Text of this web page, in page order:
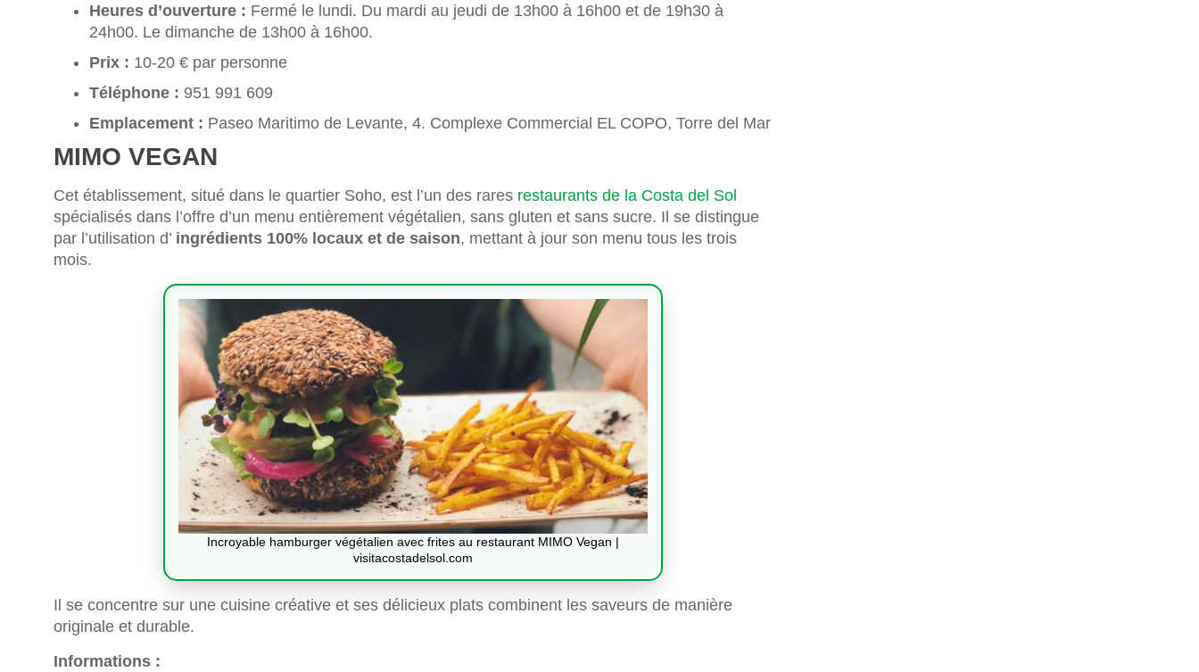
Heures d’ouverture : Fermé le lundi. Du mardi au jeudi de 13h00 à 16h00 et de 19h30 à
24h00. Le dimanche de 13h00 à 16h00.
Prix : 10-20 € par personne
Téléphone : 951 991 609
Emplacement : Paseo Maritimo de Levante, 4. Complexe Commercial EL COPO, Torre del Mar
MIMO VEGAN
Cet établissement, situé dans le quartier Soho, est l’un des rares restaurants de la Costa del Sol
spécialisés dans l’offre d’un menu entièrement végétalien, sans gluten et sans sucre. Il se distingue
par l’utilisation d’ ingrédients 100% locaux et de saison, mettant à jour son menu tous les trois
mois.
Incroyable hamburger végétalien avec frites au restaurant MIMO Vegan |
visitacostadelsol.com
Il se concentre sur une cuisine créative et ses délicieux plats combinent les saveurs de manière
originale et durable.
Informations :